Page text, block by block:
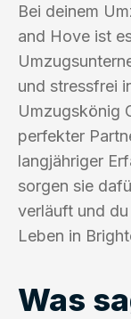
Bei deinem
and Hove ist
und stressfrei
Umzugskönig
perfekter
langjähriger
sorgen sie
verläuft und
Leben in
Was